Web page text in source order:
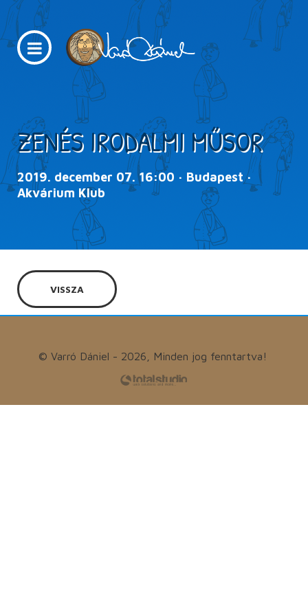
ZENÉS IRODALMI MŰSOR
2019. december 07. 16:00 · Budapest ·
Akvárium Klub
VISSZA
© Varró Dániel - 2026, Minden jog fenntartva!